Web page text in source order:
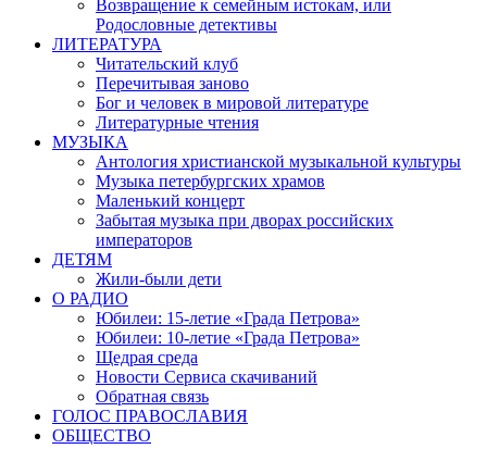
Возвращение к семейным истокам, или
Родословные детективы
ЛИТЕРАТУРА
Читательский клуб
Перечитывая заново
Бог и человек в мировой литературе
Литературные чтения
МУЗЫКА
Антология христианской музыкальной культуры
Музыка петербургских храмов
Маленький концерт
Забытая музыка при дворах российских
императоров
ДЕТЯМ
Жили-были дети
О РАДИО
Юбилеи: 15-летие «Града Петрова»
Юбилеи: 10-летие «Града Петрова»
Щедрая среда
Новости Сервиса скачиваний
Обратная связь
ГОЛОС ПРАВОСЛАВИЯ
ОБЩЕСТВО